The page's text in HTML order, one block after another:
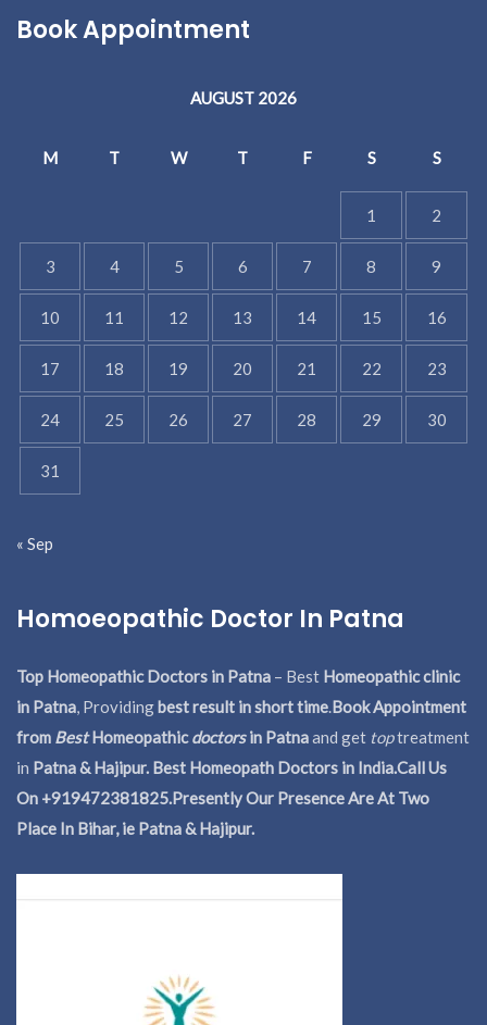
Book Appointment
AUGUST 2026
M T W T F S S
1 2
3 4 5 6 7 8 9
10 11 12 13 14 15 16
17 18 19 20 21 22 23
24 25 26 27 28 29 30
31
« Sep
Homoeopathic Doctor In Patna
Top Homeopathic Doctors in Patna – Best Homeopathic clinic
in Patna, Providingbest result in short time.Book Appointment
from BestHomeopathicdoctorsin Patnaand get toptreatment
in Patna & Hajipur. Best Homeopath Doctors in India.Call Us
On +919472381825.Presently Our Presence Are At Two
Place In Bihar, ie Patna & Hajipur.